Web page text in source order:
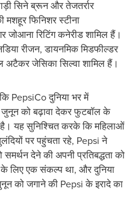
सिने ब्रून और तेजतर्रार
मशहूर फिनिशर स्टीना
जोआना रिटिंग कनेरीड शामिल हैं।
रीजन, डायनमिक मिडफील्डर
अटैकर जेसिका सिल्वा शामिल हैं।
PepsiCo दुनिया भर में
को बढ़ावा देकर फुटबॉल के
है। यह सुनिश्चित करके कि महिलाओं
पर पहुंचता रहे, Pepsi ने
देने की अपनी प्रतिबद्धता को
लिए एक संकल्प था, और दुनिया
को जगाने की Pepsi के इरादे का